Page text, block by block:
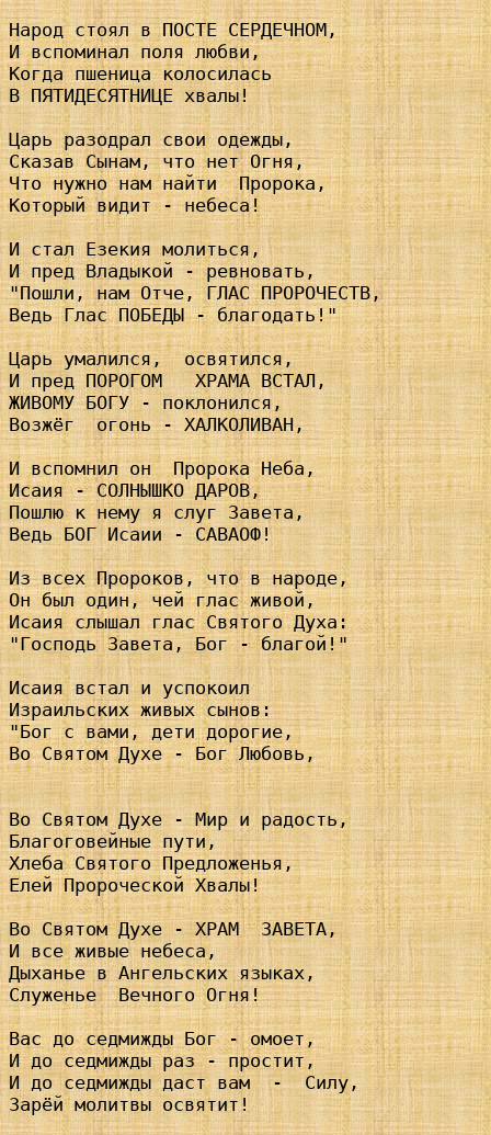
Народ стоял в ПОСТЕ СЕРДЕЧНОМ,
И вспоминал поля любви,
Когда пшеница колосилась
В ПЯТИДЕСЯТНИЦЕ хвалы!
Царь разодрал свои одежды,
Сказав Сынам, что нет Огня,
Что нужно нам найти  Пророка,
Который видит - небеса!
И стал Езекия молиться,
И пред Владыкой - ревновать,
"Пошли, нам Отче, ГЛАС ПРОРОЧЕСТВ,
Ведь Глас ПОБЕДЫ - благодать!"
Царь умалился,  освятился,
И пред ПОРОГОМ   ХРАМА ВСТАЛ,
ЖИВОМУ БОГУ - поклонился,
Возжёг  огонь - ХАЛКОЛИВАН,
И вспомнил он  Пророка Неба,
Исаия - СОЛНЫШКО ДАРОВ,
Пошлю к нему я слуг Завета,
Ведь БОГ Исаии - САВАОФ!
Из всех Пророков, что в народе,
Он был один, чей глас живой,
Исаия слышал глас Святого Духа:
"Господь Завета, Бог - благой!"
Исаия встал и успокоил
Израильских живых сынов:
"Бог с вами, дети дорогие,
Во Святом Духе - Бог Любовь,
Во Святом Духе - Мир и радость,
Благоговейные пути,
Хлеба Святого Предложенья,
Елей Пророческой Хвалы!
Во Святом Духе - ХРАМ  ЗАВЕТА,
И все живые небеса,
Дыханье в Ангельских языках,
Служенье  Вечного Огня!
Вас до седмижды Бог - омоет,
И до седмижды раз - простит,
И до седмижды даст вам  -  Силу,
Зарёй молитвы освятит!